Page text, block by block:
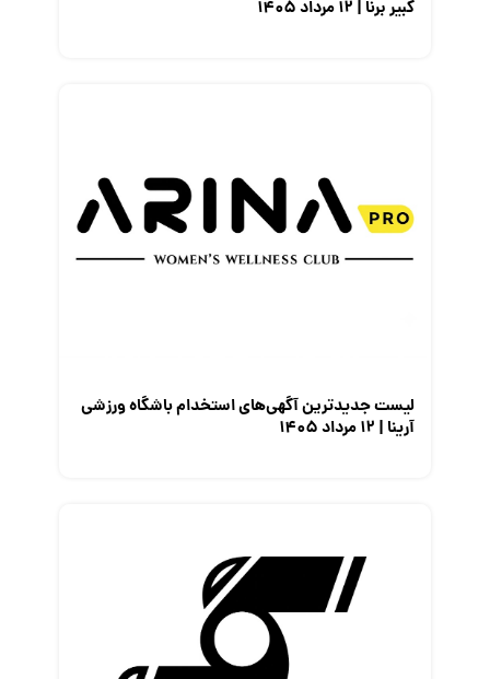
کبیر برنا | ۱۲ مرداد ۱۴۰۵
لیست جدیدترین آگهی‌های استخدام باشگاه ورزشی
آرینا | ۱۲ مرداد ۱۴۰۵